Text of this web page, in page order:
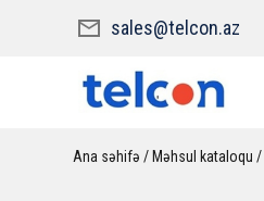
sales@telcon.az
Ana səhifə Məhsul kataloqu